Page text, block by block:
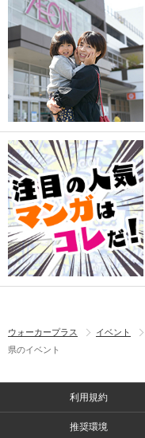
ウォーカープラス イベント
県のイベント
利用規約
推奨環境